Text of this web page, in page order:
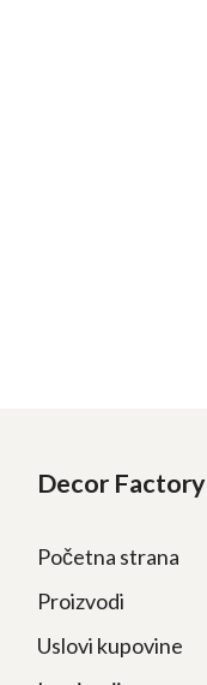
Decor Factory
Početna strana
Proizvodi
Uslovi kupovine